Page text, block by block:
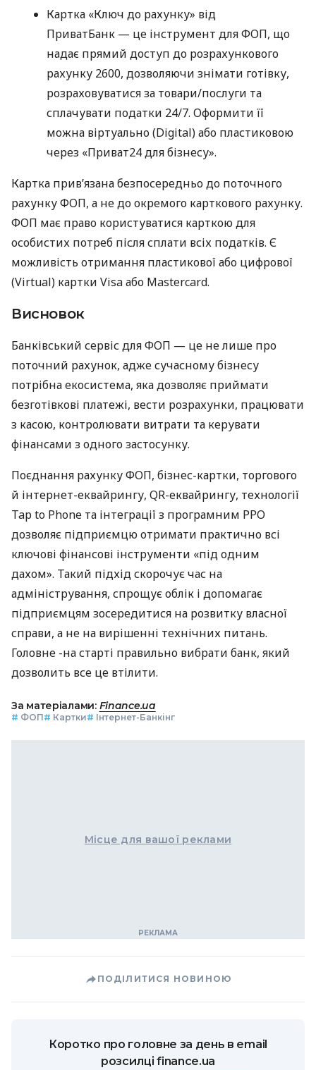
Картка «Ключ до рахунку» від
ПриватБанк — це інструмент для ФОП, що
надає прямий доступ до розрахункового
рахунку 2600, дозволяючи знімати готівку,
розраховуватися за товари/послуги та
сплачувати податки 24/7. Оформити її
можна віртуально (Digital) або пластиковою
через «Приват24 для бізнесу».
Картка прив’язана безпосередньо до поточного
рахунку ФОП, а не до окремого карткового рахунку.
ФОП має право користуватися карткою для
особистих потреб після сплати всіх податків. Є
можливість отримання пластикової або цифрової
(Virtual) картки Visa або Mastercard.
Висновок
Банківський сервіс для ФОП — це не лише про
поточний рахунок, адже сучасному бізнесу
потрібна екосистема, яка дозволяє приймати
безготівкові платежі, вести розрахунки, працювати
з касою, контролювати витрати та керувати
фінансами з одного застосунку.
Поєднання рахунку ФОП, бізнес-картки, торгового
й інтернет-еквайрингу, QR-еквайрингу, технології
Tap to Phone та інтеграції з програмним РРО
дозволяє підприємцю отримати практично всі
ключові фінансові інструменти «під одним
дахом». Такий підхід скорочує час на
адміністрування, спрощує облік і допомагає
підприємцям зосередитися на розвитку власної
справи, а не на вирішенні технічних питань.
Головне -на старті правильно вибрати банк, який
дозволить все це втілити.
За матеріалами: Finance.ua
# ФОП# Картки# Інтернет-Банкінг
Місце для вашої реклами
ПОДІЛИТИСЯ НОВИНОЮ
Коротко про головне за день в email
розсилці finance.ua